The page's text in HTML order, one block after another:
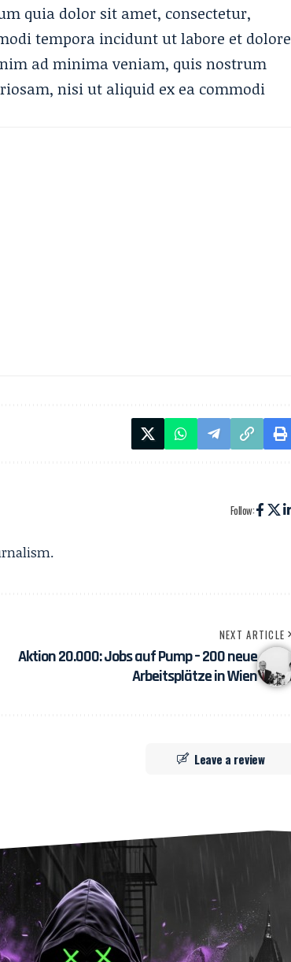
quia dolor sit amet, consectetur,
tempora incidunt ut labore et dolore
ad minima veniam, quis nostrum
nisi ut aliquid ex ea commodi
Follow:
NEXT ARTICLE
Aktion 20.000: Jobs auf Pump – 200 neue
Arbeitsplätze in Wien
Leave a review